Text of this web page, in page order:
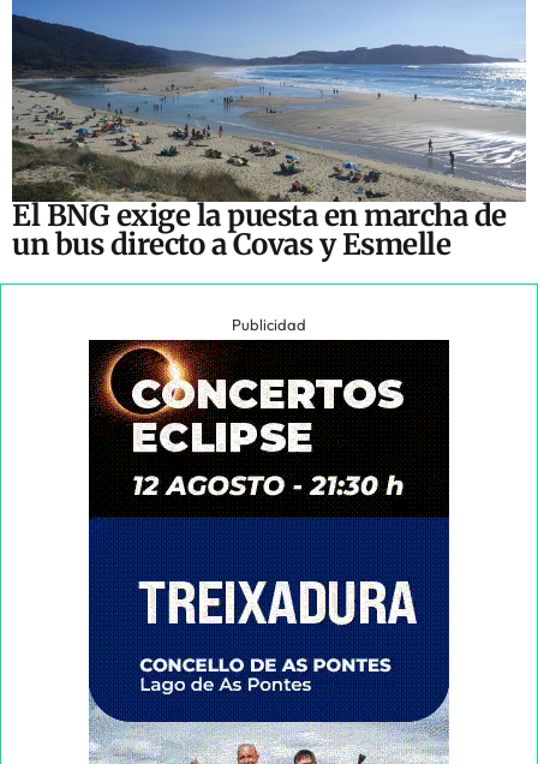
El BNG exige la puesta en marcha de
un bus directo a Covas y Esmelle
Publicidad